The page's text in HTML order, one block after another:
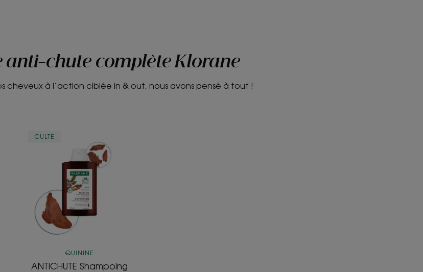
anti-chute complète Klorane
cheveux à l’action ciblée in & out, nous avons pensé à tout !
Shampoing
fortifiant
et
stimulant
à
la
Quinine
CULTE
QUININE
ANTICHUTE Shampoing